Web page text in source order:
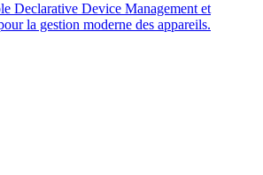
Declarative Device Management et
la gestion moderne des appareils.